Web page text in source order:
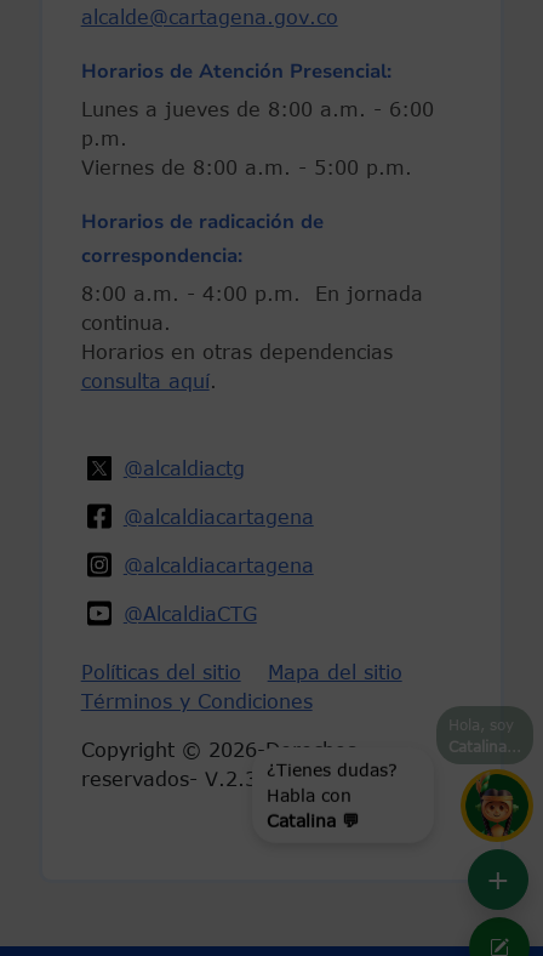
+
Hola, soy
Catalina
¿Tienes dudas?
Habla con
Catalina 💬
alcalde@cartagena.gov.co
Horarios de Atención Presencial:
Lunes a jueves de 8:00 a.m. - 6:00
p.m.
Viernes de 8:00 a.m. - 5:00 p.m.
Horarios de radicación de
correspondencia:
8:00 a.m. - 4:00 p.m. En jornada
continua.
Horarios en otras dependencias
consulta aquí.
@alcaldiactg
@alcaldiacartagena
@alcaldiacartagena
@AlcaldiaCTG
Políticas del sitio
Mapa del sitio
Términos y Condiciones
Copyright © 2026-Derechos
reservados- V.2.3